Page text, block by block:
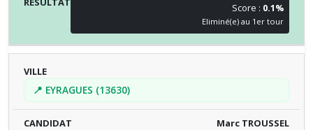
Score : 0.1%
Eliminé(e) au 1er tour
📍 EYRAGUES (13630)
Marc TROUSSEL